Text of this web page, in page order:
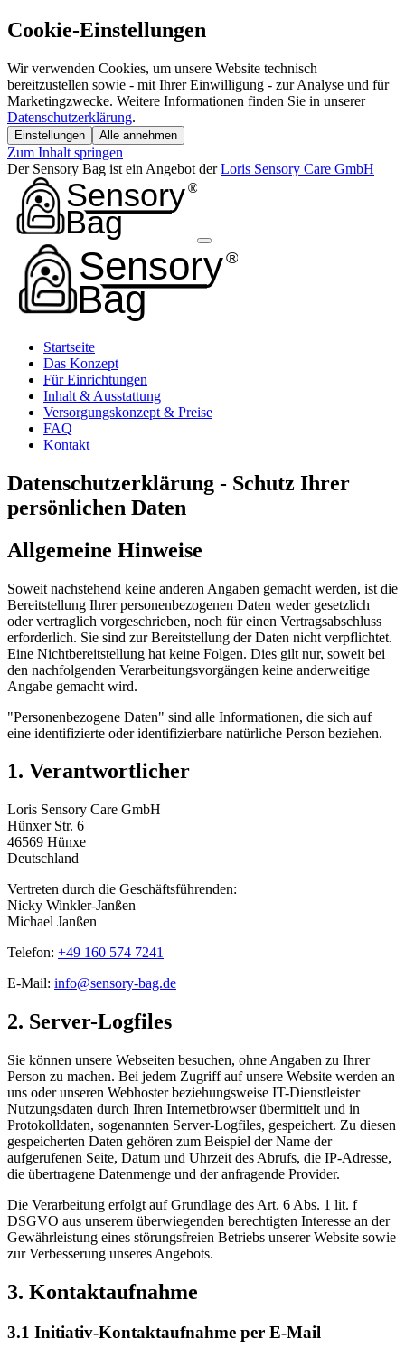
Cookie-Einstellungen
Wir verwenden Cookies, um unsere Website technisch
bereitzustellen sowie - mit Ihrer Einwilligung - zur Analyse und für
Marketingzwecke. Weitere Informationen finden Sie in unserer
Datenschutzerklärung.
Einstellungen Alle annehmen
Zum Inhalt springen
Der Sensory Bag ist ein Angebot der Loris Sensory Care GmbH
Startseite
Das Konzept
Für Einrichtungen
Inhalt & Ausstattung
Versorgungskonzept & Preise
FAQ
Kontakt
Datenschutzerklärung - Schutz Ihrer
persönlichen Daten
Allgemeine Hinweise
Soweit nachstehend keine anderen Angaben gemacht werden, ist die
Bereitstellung Ihrer personenbezogenen Daten weder gesetzlich
oder vertraglich vorgeschrieben, noch für einen Vertragsabschluss
erforderlich. Sie sind zur Bereitstellung der Daten nicht verpflichtet.
Eine Nichtbereitstellung hat keine Folgen. Dies gilt nur, soweit bei
den nachfolgenden Verarbeitungsvorgängen keine anderweitige
Angabe gemacht wird.
"Personenbezogene Daten" sind alle Informationen, die sich auf
eine identifizierte oder identifizierbare natürliche Person beziehen.
1. Verantwortlicher
Loris Sensory Care GmbH
Hünxer Str. 6
46569 Hünxe
Deutschland
Vertreten durch die Geschäftsführenden:
Nicky Winkler-Janßen
Michael Janßen
Telefon: +49 160 574 7241
E-Mail: info@sensory-bag.de
2. Server-Logfiles
Sie können unsere Webseiten besuchen, ohne Angaben zu Ihrer
Person zu machen. Bei jedem Zugriff auf unsere Website werden an
uns oder unseren Webhoster beziehungsweise IT-Dienstleister
Nutzungsdaten durch Ihren Internetbrowser übermittelt und in
Protokolldaten, sogenannten Server-Logfiles, gespeichert. Zu diesen
gespeicherten Daten gehören zum Beispiel der Name der
aufgerufenen Seite, Datum und Uhrzeit des Abrufs, die IP-Adresse,
die übertragene Datenmenge und der anfragende Provider.
Die Verarbeitung erfolgt auf Grundlage des Art. 6 Abs. 1 lit. f
DSGVO aus unserem überwiegenden berechtigten Interesse an der
Gewährleistung eines störungsfreien Betriebs unserer Website sowie
zur Verbesserung unseres Angebots.
3. Kontaktaufnahme
3.1 Initiativ-Kontaktaufnahme per E-Mail